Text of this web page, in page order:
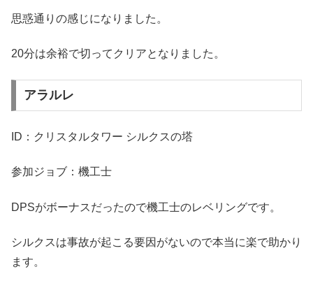
思惑通りの感じになりました。
20分は余裕で切ってクリアとなりました。
アラルレ
ID：クリスタルタワー シルクスの塔
参加ジョブ：機工士
DPSがボーナスだったので機工士のレベリングです。
シルクスは事故が起こる要因がないので本当に楽で助かり
ます。